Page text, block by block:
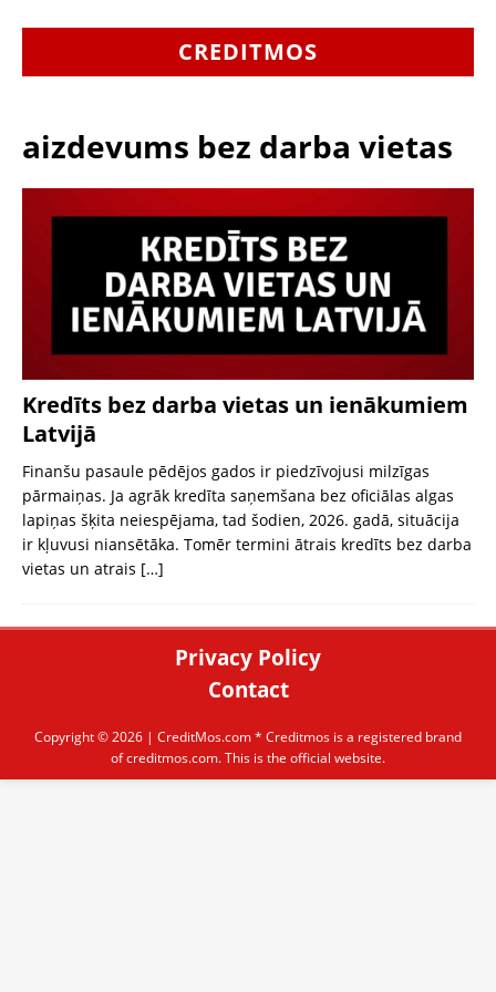
CREDITMOS
aizdevums bez darba vietas
Kredīts bez darba vietas un ienākumiem
Latvijā
Finanšu pasaule pēdējos gados ir piedzīvojusi milzīgas
pārmaiņas. Ja agrāk kredīta saņemšana bez oficiālas algas
lapiņas šķita neiespējama, tad šodien, 2026. gadā, situācija
ir kļuvusi niansētāka. Tomēr termini ātrais kredīts bez darba
vietas un atrais […]
Privacy Policy
Contact
Copyright © 2026 | CreditMos.com* Creditmos is a registered brand
of creditmos.com. This is the official website.